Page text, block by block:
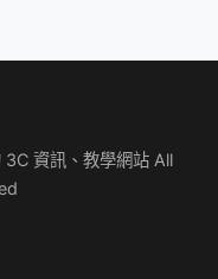
資訊、教學網站 All